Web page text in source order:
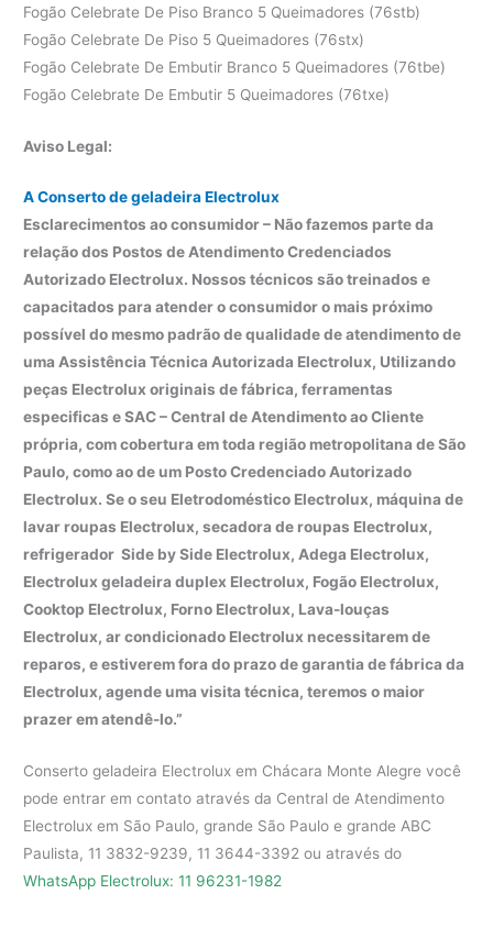
Fogão Celebrate De Piso Branco 5 Queimadores (76stb)
Fogão Celebrate De Piso 5 Queimadores (76stx)
Fogão Celebrate De Embutir Branco 5 Queimadores (76tbe)
Fogão Celebrate De Embutir 5 Queimadores (76txe)
Aviso Legal:
A Conserto de geladeira Electrolux
Esclarecimentos ao consumidor – Não fazemos parte da
relação dos Postos de Atendimento Credenciados
Autorizado Electrolux. Nossos técnicos são treinados e
capacitados para atender o consumidor o mais próximo
possível do mesmo padrão de qualidade de atendimento de
uma Assistência Técnica Autorizada Electrolux, Utilizando
peças Electrolux originais de fábrica, ferramentas
especificas e SAC – Central de Atendimento ao Cliente
própria, com cobertura em toda região metropolitana de São
Paulo, como ao de um Posto Credenciado Autorizado
Electrolux. Se o seu Eletrodoméstico Electrolux, máquina de
lavar roupas Electrolux, secadora de roupas Electrolux,
refrigerador Side by Side Electrolux, Adega Electrolux,
Electrolux geladeira duplex Electrolux, Fogão Electrolux,
Cooktop Electrolux, Forno Electrolux, Lava-louças
Electrolux, ar condicionado Electrolux necessitarem de
reparos, e estiverem fora do prazo de garantia de fábrica da
Electrolux, agende uma visita técnica, teremos o maior
prazer em atendê-lo.”
Conserto geladeira Electrolux em Chácara Monte Alegre você
pode entrar em contato através da Central de Atendimento
Electrolux em São Paulo, grande São Paulo e grande ABC
Paulista, 11 3832-9239, 11 3644-3392 ou através do
WhatsApp Electrolux: 11 96231-1982